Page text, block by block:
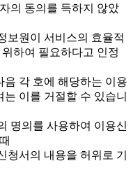
의 동의를 득하지 않았
보원이 서비스의 효율적
하여 필요하다고 인정
각 호에 해당하는 이용
이를 거절할 수 있습니
명의를 사용하여 이용신
청서의 내용을 허위로 기